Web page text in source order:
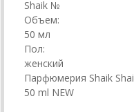
Shaik №
Объем:
50 мл
Пол:
женский
Парфюмерия Shaik
50 ml NEW